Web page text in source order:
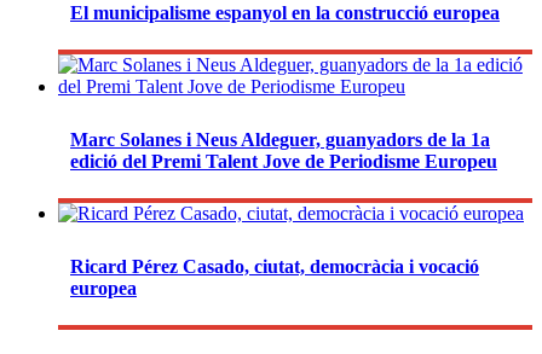
El municipalisme espanyol en la construcció europea
Marc Solanes i Neus Aldeguer, guanyadors de la 1a
edició del Premi Talent Jove de Periodisme Europeu
Ricard Pérez Casado, ciutat, democràcia i vocació
europea